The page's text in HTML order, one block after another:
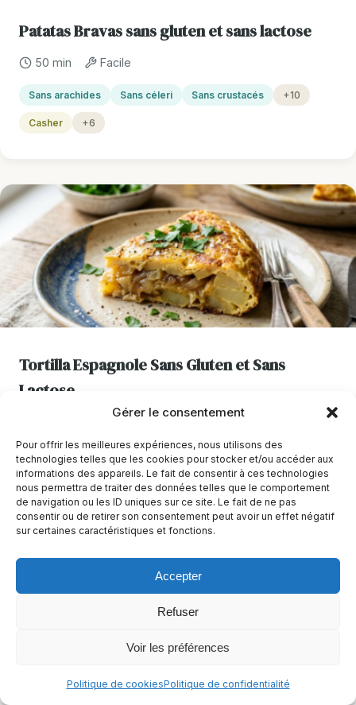
Gérer le consentement
Pour offrir les meilleures expériences, nous utilisons des
technologies telles que les cookies pour stocker et/ou accéder aux
informations des appareils. Le fait de consentir à ces technologies
nous permettra de traiter des données telles que le comportement
de navigation ou les ID uniques sur ce site. Le fait de ne pas
consentir ou de retirer son consentement peut avoir un effet négatif
sur certaines caractéristiques et fonctions.
Accepter
Refuser
Voir les préférences
Politique de cookiesPolitique de confidentialité
Patatas Bravas sans gluten et sans lactose
50 min Facile
Sans arachides Sans céleri Sans crustacés +10
Casher +6
Tortilla Espagnole Sans Gluten et Sans
Lactose
Sans arachides Sans céleri Sans crustacés +11
+6